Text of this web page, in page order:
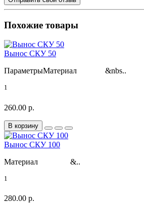
Похожие товары
Вынос СКУ 50
ПараметрыМатериал &nbs..
1
260.00 р.
В корзину
Вынос СКУ 100
Материал &..
1
280.00 р.